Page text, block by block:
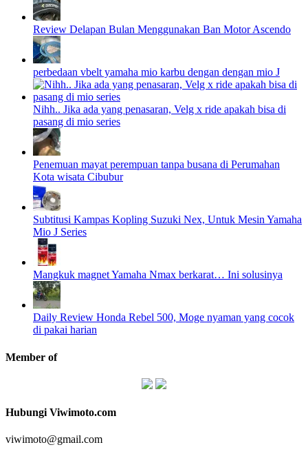
Review Delapan Bulan Menggunakan Ban Motor Ascendo
perbedaan vbelt yamaha mio karbu dengan dengan mio J
Nihh.. Jika ada yang penasaran, Velg x ride apakah bisa di
pasang di mio series
Penemuan mayat perempuan tanpa busana di Perumahan
Kota wisata Cibubur
Subtitusi Kampas Kopling Suzuki Nex, Untuk Mesin Yamaha
Mio J Series
Mangkuk magnet Yamaha Nmax berkarat… Ini solusinya
Daily Review Honda Rebel 500, Moge nyaman yang cocok
di pakai harian
Member of
Hubungi Viwimoto.com
viwimoto@gmail.com